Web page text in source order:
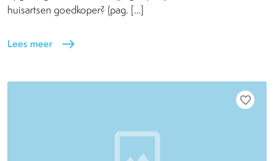
huisartsen goedkoper? (pag. […]
Lees meer east
favorite_border